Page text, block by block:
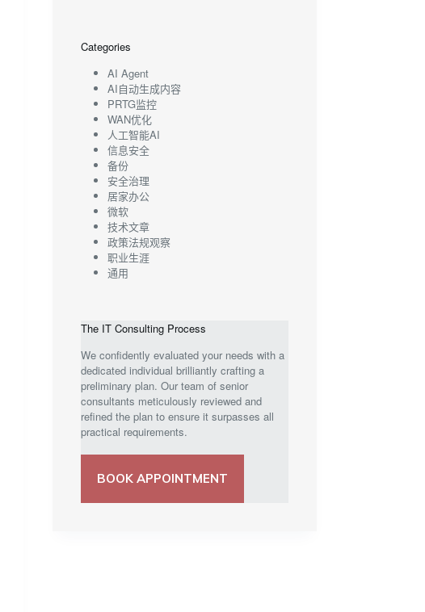
Categories
AI Agent
AI自动生成内容
PRTG监控
WAN优化
人工智能AI
信息安全
备份
安全治理
居家办公
微软
技术文章
政策法规观察
职业生涯
通用
The IT Consulting Process
We confidently evaluated your needs with a
dedicated individual brilliantly crafting a
preliminary plan. Our team of senior
consultants meticulously reviewed and
refined the plan to ensure it surpasses all
practical requirements.
BOOK APPOINTMENT